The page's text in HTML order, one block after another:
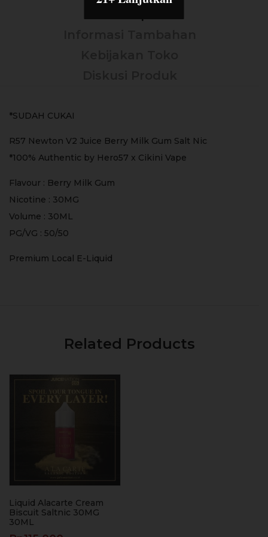
*SUDAH CUKAI
R57 Newton V2 Juice Berry Milk Gum Salt Nic
*100% Authentic by Hero57 x Cikini Vape
Flavour : Berry Milk Gum
Nicotine : 30MG
Volume : 30ML
PG/VG : 50/50
Premium Local E-Liquid
Related Products
Liquid Alacarte Cream
Biscuit Saltnic 30MG
30ML